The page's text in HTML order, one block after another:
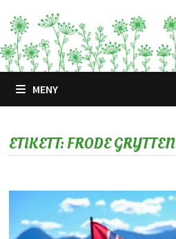
till
innehåll
MENY
ETIKETT:FRODE GRYTTEN